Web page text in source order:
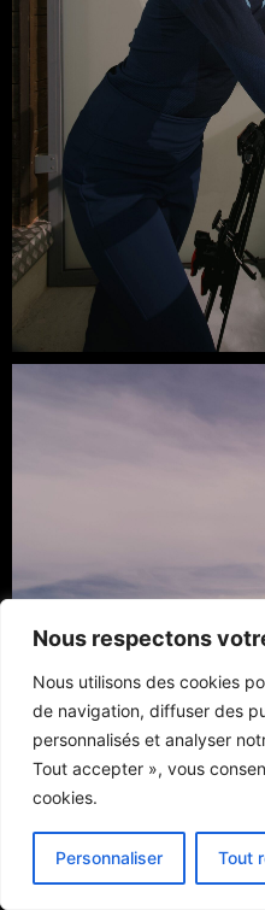
Nous respectons
Nous utilisons des cookies
de navigation, diffuser des
personnalisés et analyser
Tout accepter », vous
cookies.
Personnaliser Tout